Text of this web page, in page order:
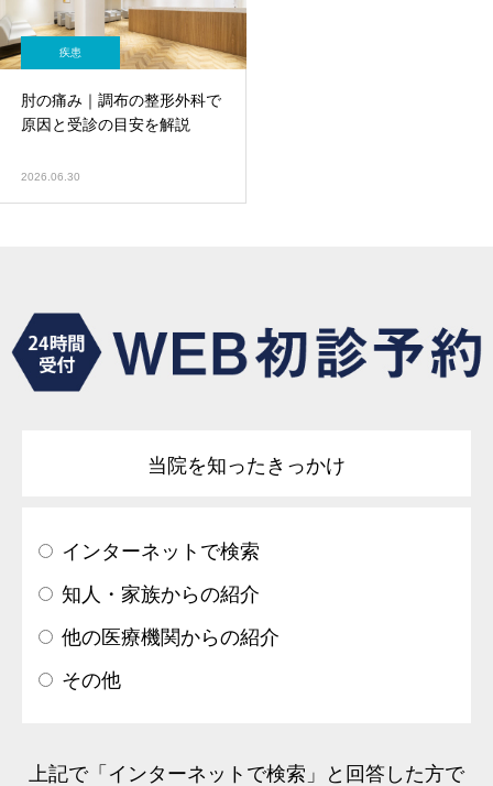
疾患
肘の痛み｜調布の整形外科で
原因と受診の目安を解説
2026.06.30
当院を知ったきっかけ
インターネットで検索
知人・家族からの紹介
他の医療機関からの紹介
その他
上記で「インターネットで検索」と回答した方で